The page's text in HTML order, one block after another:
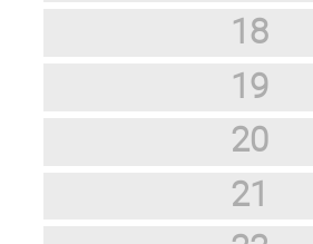
18
19
20
21